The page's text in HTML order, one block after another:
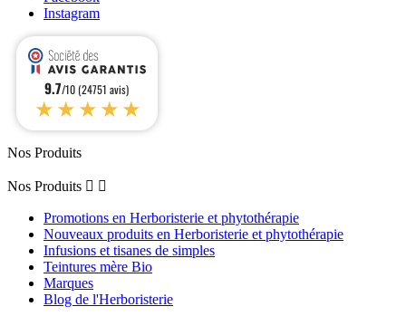
Instagram
9.7/10 (24751 avis)
★★★★★
Nos Produits
Nos Produits  
Promotions en Herboristerie et phytothérapie
Nouveaux produits en Herboristerie et phytothérapie
Infusions et tisanes de simples
Teintures mère Bio
Marques
Blog de l'Herboristerie